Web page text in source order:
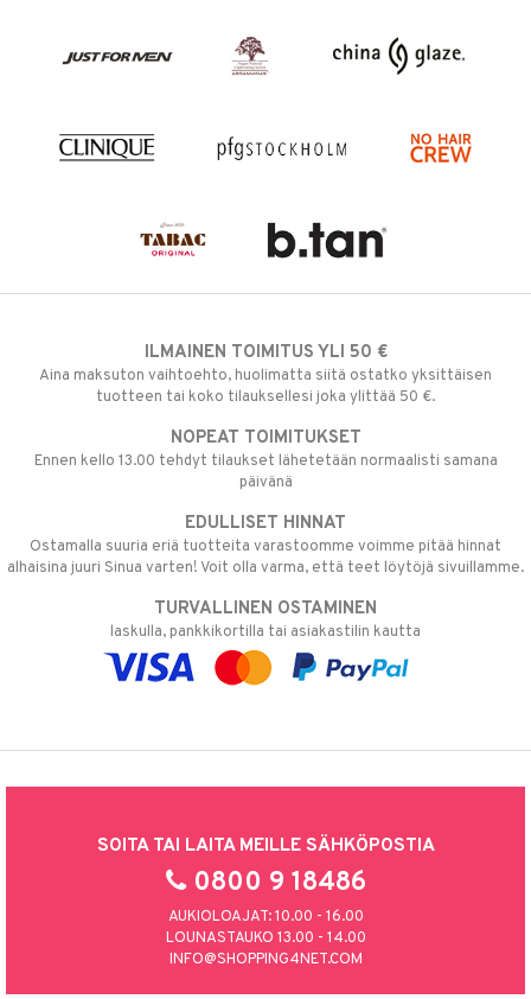
ILMAINEN TOIMITUS YLI 50 €
Aina maksuton vaihtoehto, huolimatta siitä ostatko yksittäisen
tuotteen tai koko tilauksellesi joka ylittää 50 €.
NOPEAT TOIMITUKSET
Ennen kello 13.00 tehdyt tilaukset lähetetään normaalisti samana
päivänä
EDULLISET HINNAT
Ostamalla suuria eriä tuotteita varastoomme voimme pitää hinnat
alhaisina juuri Sinua varten! Voit olla varma, että teet löytöjä sivuillamme.
TURVALLINEN OSTAMINEN
laskulla, pankkikortilla tai asiakastilin kautta
SOITA TAI LAITA MEILLE SÄHKÖPOSTIA
0800 9 18486
AUKIOLOAJAT: 10.00 - 16.00
LOUNASTAUKO 13.00 - 14.00
INFO@SHOPPING4NET.COM